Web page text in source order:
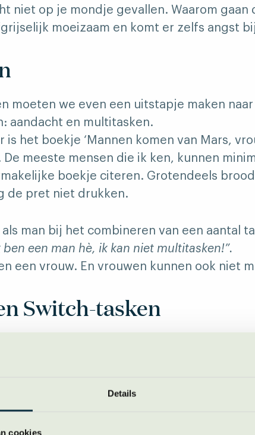
Details
cookies
niet op je mondje gevallen. Waarom gaan
moeizaam en komt er zelfs angst
moeten we even een uitstapje maken naar
aandacht en multitasken.
het boekje ‘Mannen komen van Mars,
De meeste mensen die ik ken, kunnen
boekje citeren. Grotendeels
de pret niet drukken.
als man bij het combineren van een aantal
ben een man hè, ik kan niet multitasken!”.
een vrouw. En vrouwen kunnen ook niet
Switch-tasken
multitasken. Het enige dat we kunnen is
wel ‘switch-tasken’ genoemd. En switch-
maakt je bijvoorbeeld een slechtere
op. Alleen het combineren van